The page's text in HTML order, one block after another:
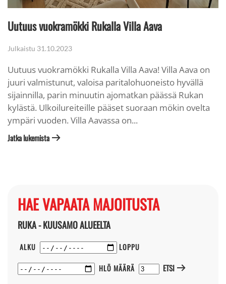
Uutuus vuokramökki Rukalla Villa Aava
Julkaistu 31.10.2023
Uutuus vuokramökki Rukalla Villa Aava! Villa Aava on
juuri valmistunut, valoisa paritalohuoneisto hyvällä
sijainnilla, parin minuutin ajomatkan päässä Rukan
kylästä. Ulkoilureiteille pääset suoraan mökin ovelta
ympäri vuoden. Villa Aavassa on...
Jatka lukemista
HAE VAPAATA MAJOITUSTA
RUKA - KUUSAMO ALUEELTA
ALKU
LOPPU
HLÖ MÄÄRÄ
ETSI